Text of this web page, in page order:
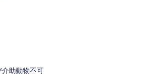
助動物不可